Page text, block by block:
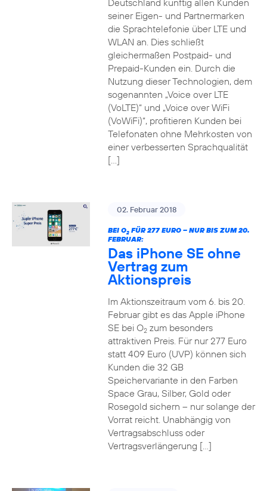
Deutschland künftig allen Kunden
seiner Eigen- und Partnermarken
die Sprachtelefonie über LTE und
WLAN an. Dies schließt
gleichermaßen Postpaid- und
Prepaid-Kunden ein. Durch die
Nutzung dieser Technologien, dem
sogenannten „Voice over LTE
(VoLTE)“ und „Voice over WiFi
(VoWiFi)“, profitieren Kunden bei
Telefonaten ohne Mehrkosten von
einer verbesserten Sprachqualität
[…]
02. Februar 2018
BEI O2FÜR 277 EURO – NUR BIS ZUM 20.
FEBRUAR:
Das iPhone SE ohne
Vertrag zum
Aktionspreis
Im Aktionszeitraum vom 6. bis 20.
Februar gibt es das Apple iPhone
SE bei O2zum besonders
attraktiven Preis. Für nur 277 Euro
statt 409 Euro (UVP) können sich
Kunden die 32 GB
Speichervariante in den Farben
Space Grau, Silber, Gold oder
Rosegold sichern – nur solange der
Vorrat reicht. Unabhängig von
Vertragsabschluss oder
Vertragsverlängerung […]